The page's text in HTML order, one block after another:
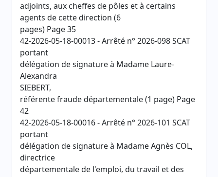
adjoints, aux cheffes de pôles et à certains
agents de cette direction (6
pages) Page 35
42-2026-05-18-00013 - Arrêté n° 2026-098 SCAT
portant
délégation de signature à Madame Laure-
Alexandra
SIEBERT,
référente fraude départementale (1 page) Page
42
42-2026-05-18-00016 - Arrêté n° 2026-101 SCAT
portant
délégation de signature à Madame Agnès COL,
directrice
départementale de l'emploi, du travail et des